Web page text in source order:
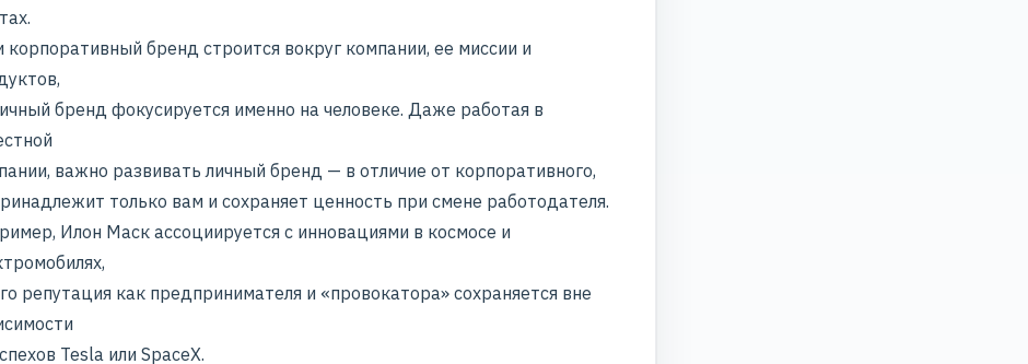
корпоративный бренд строится вокруг компании, ее миссии и
бренд фокусируется именно на человеке. Даже работая в
важно развивать личный бренд — в отличие от корпоративного,
только вам и сохраняет ценность при смене работодателя.
Илон Маск ассоциируется с инновациями в космосе и
репутация как предпринимателя и «провокатора» сохраняется вне
Tesla или SpaceX.